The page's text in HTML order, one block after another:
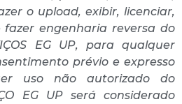
o upload, exibir, licenciar,
engenharia reversa do
EG UP, para qualquer
prévio e expresso
uso não autorizado do
EG UP será considerado